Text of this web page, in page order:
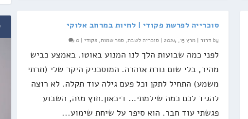
סוכרייה לפרשת פקודי | לחיות במרחב אלוקי
by דרור| מרץ 15, 2024 | סוכריה לשבת, ספר שמות, פקודי|
0
לפני כמה שבועות הלך לנו המנוע באוטו. באמצע כביש
מהיר, בלי שום נורת אזהרה. המוסכניק היקר שלי (תרתי
משמע) התחיל לתקן וכל פעם גילה עוד תקלה. לא רוצה
להגיד לכם כמה שילמתי… דיכאון.חוץ מזה, השבוע
פגשתי עוד חבר. הוא סיפר על שיחת שימוע...